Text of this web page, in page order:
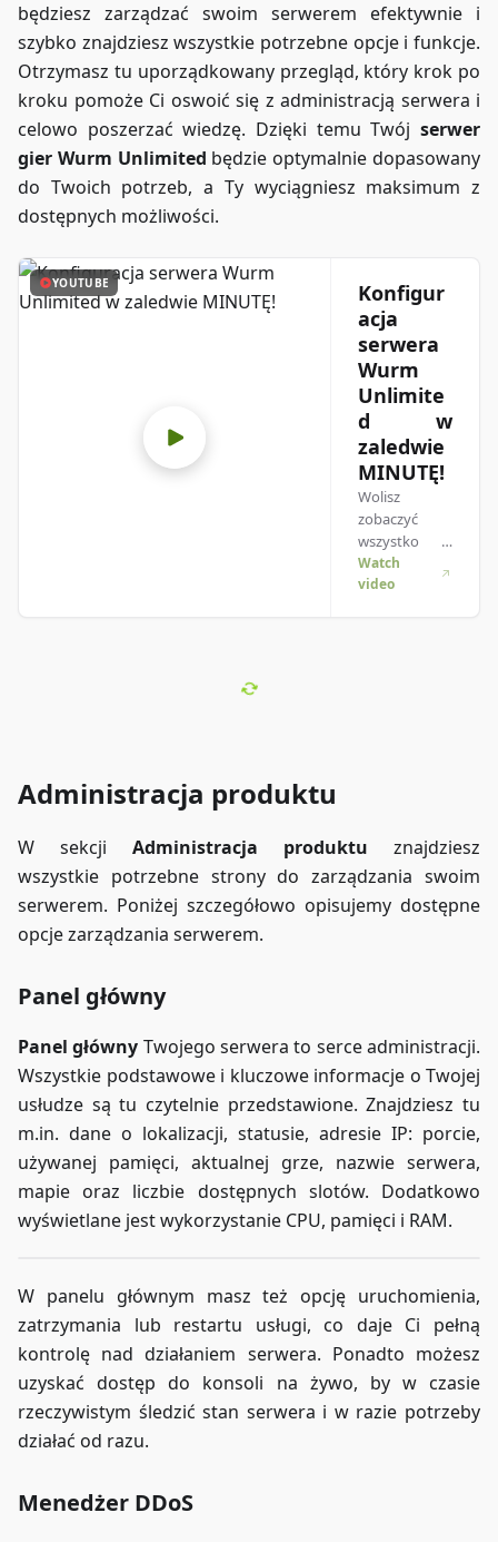
będziesz zarządzać swoim serwerem efektywnie i
szybko znajdziesz wszystkie potrzebne opcje i funkcje.
Otrzymasz tu uporządkowany przegląd, który krok po
kroku pomoże Ci oswoić się z administracją serwera i
celowo poszerzać wiedzę. Dzięki temu Twój serwer
gier Wurm Unlimited będzie optymalnie dopasowany
do Twoich potrzeb, a Ty wyciągniesz maksimum z
dostępnych możliwości.
YOUTUBE
Konfigur
acja
serwera
Wurm
Unlimite
d w
zaledwie
MINUTĘ!
Wolisz
zobaczyć
wszystko w
akcji, żeby
lepiej
spieszysz, czy
po prostu
wolisz chłonąć
info w
Watch
video
Administracja produktu
W sekcji Administracja produktu znajdziesz
wszystkie potrzebne strony do zarządzania swoim
serwerem. Poniżej szczegółowo opisujemy dostępne
opcje zarządzania serwerem.
Panel główny
Panel główny Twojego serwera to serce administracji.
Wszystkie podstawowe i kluczowe informacje o Twojej
usłudze są tu czytelnie przedstawione. Znajdziesz tu
m.in. dane o lokalizacji, statusie, adresie IP: porcie,
używanej pamięci, aktualnej grze, nazwie serwera,
mapie oraz liczbie dostępnych slotów. Dodatkowo
wyświetlane jest wykorzystanie CPU, pamięci i RAM.
W panelu głównym masz też opcję uruchomienia,
zatrzymania lub restartu usługi, co daje Ci pełną
kontrolę nad działaniem serwera. Ponadto możesz
uzyskać dostęp do konsoli na żywo, by w czasie
rzeczywistym śledzić stan serwera i w razie potrzeby
działać od razu.
Menedżer DDoS